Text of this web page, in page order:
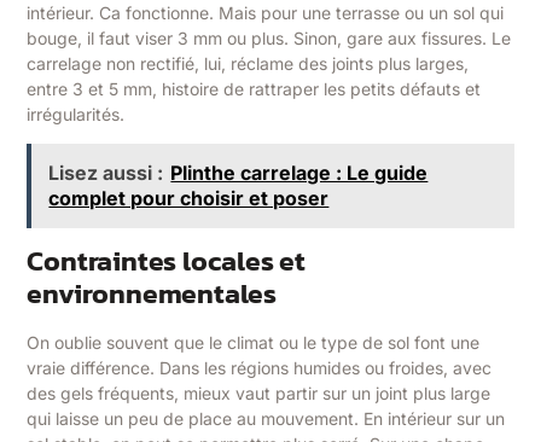
intérieur. Ca fonctionne. Mais pour une terrasse ou un sol qui
bouge, il faut viser 3 mm ou plus. Sinon, gare aux fissures. Le
carrelage non rectifié, lui, réclame des joints plus larges,
entre 3 et 5 mm, histoire de rattraper les petits défauts et
irrégularités.
Lisez aussi : Plinthe carrelage : Le guide
complet pour choisir et poser
Contraintes locales et
environnementales
On oublie souvent que le climat ou le type de sol font une
vraie différence. Dans les régions humides ou froides, avec
des gels fréquents, mieux vaut partir sur un joint plus large
qui laisse un peu de place au mouvement. En intérieur sur un